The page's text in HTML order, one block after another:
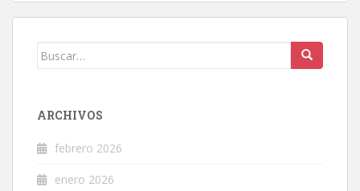
Buscar:
ARCHIVOS
febrero 2026
enero 2026